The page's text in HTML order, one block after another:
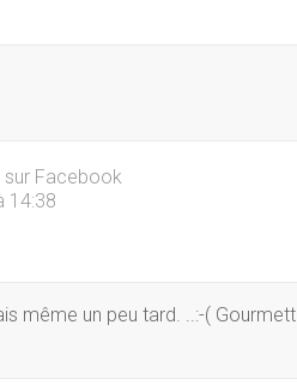
sur Facebook
14:38
même un peu tard. ..:-(